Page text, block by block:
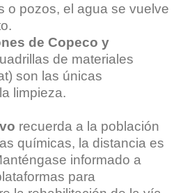
o pozos, el agua se vuelve
de Copeco y
de materiales
son las únicas
limpieza.
recuerda a la población
químicas, la distancia es
informado a
para